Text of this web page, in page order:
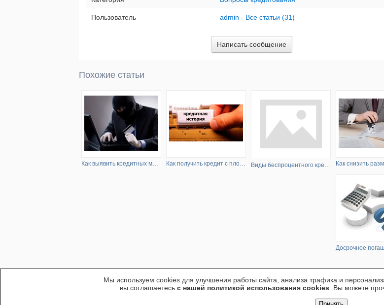
Пользователь admin - Все статьи (31)
Написать сообщение
Похожие статьи
Мы используем cookies для улучшения работы сайта, анализа трафика и
вы соглашаетесь с нашей политикой использования cookies . Вы можете